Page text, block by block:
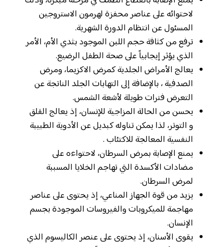
لاحتوائه على عناصر محفزة لهرمون الاستروجين
المسئول عن انتظام الدورة الشهرية.
ترفع من كثافة حجم اللبن الموجود بثدي الأم، الأمر
الذي يؤثر إيجابياً على صحة الطفل الرضيع.
يعالج الأمراض الجلدية كمرض الاكزيما، ومرض
الصدفية ، بالإضافة إلى التهابات الجلد الناتجة عن
التعرض فترات طويلة لأشعة الشمس.
يحسن من الحالة المزاجية للإنسان، إذ يعالج القلق
و التوتر، لذا يمكن تناوله كبديل عن الأدوية الطبيبة
النفسية المعالجة للاكتئاب .
يمنع الإصابة بمرض السرطان، لاحتواءه على
مضادات الأكسدة التي تهاجم الخلايا المسببة
لمرض السرطان.
يزيد من قوة الجهاز المناعي، إذ يحتوى على عناصر
مهاجمة للميكروبات والفيروسات الموجودة بجسم
الإنسان.
يقوى الأسنان، إذ يحتوى على عنصر الكاليسوم الذي